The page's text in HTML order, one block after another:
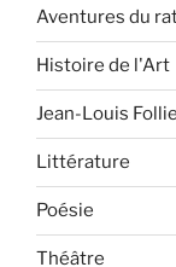
Aventures du
Histoire de l'Art
Jean-Louis
Littérature
Poésie
Théâtre